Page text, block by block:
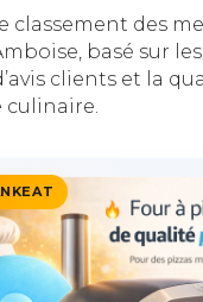
classement des
basé sur
clients et la
culinaire.